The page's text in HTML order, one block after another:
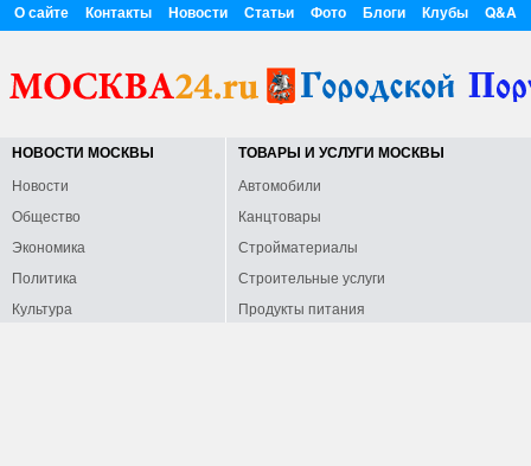
О сайте Контакты Новости Статьи Фото Блоги Клубы Q&A
НОВОСТИ МОСКВЫ
Новости
Общество
Экономика
Политика
Культура
ТОВАРЫ И УСЛУГИ МОСКВЫ
Автомобили
Канцтовары
Стройматериалы
Строительные услуги
Продукты питания